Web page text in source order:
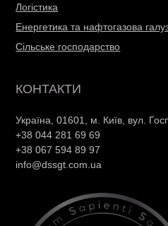
Логістика
Енергетика та нафтогазова
Сільське господарство
КОНТАКТИ
Україна, 01601, м. Київ, вул.
+38 044 281 69 69
+38 067 594 89 97
info@dssgt.com.ua